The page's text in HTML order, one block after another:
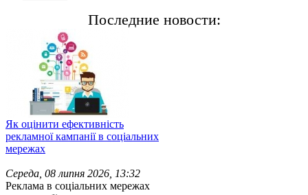
Последние новости:
Як оцінити ефективність
рекламної кампанії в соціальних
мережах
Середа, 08 липня 2026, 13:32
Реклама в соціальних мережах